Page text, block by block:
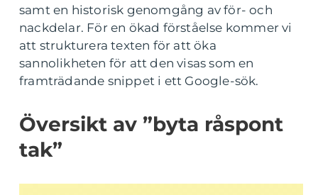
samt en historisk genomgång av för- och
nackdelar. För en ökad förståelse kommer vi
att strukturera texten för att öka
sannolikheten för att den visas som en
framträdande snippet i ett Google-sök.
Översikt av ”byta råspont
tak”